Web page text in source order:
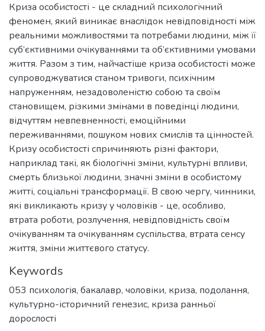
Криза особистості - це складний психологічний
феномен, який виникає внаслідок невідповідності між
реальними можливостями та потребами людини, між її
суб’єктивними очікуваннями та об’єктивними умовами
життя. Разом з тим, найчастіше криза особистості може
супроводжуватися станом тривоги, психічним
напруженням, незадоволеністю собою та своїм
становищем, різкими змінами в поведінці людини,
відчуттям невпевненності, емоційними
переживаннями, пошуком нових смислів та цінностей.
Кризу особистості спричиняють різні фактори,
наприклад такі, як біологічні зміни, культурні впливи,
смерть близької людини, значні зміни в особистому
житті, соціальні трансформації. В свою чергу, чинники,
які викликають кризу у чоловіків - це, особливо,
втрата роботи, розлучення, невідповідність своїм
очікуванням та очікуванням суспільства, втрата сенсу
життя, зміни життєвого статусу.
Keywords
053 психологія, бакалавр, чоловіки, криза, подолання,
культурно-історичний генезис, криза ранньої
дорослості